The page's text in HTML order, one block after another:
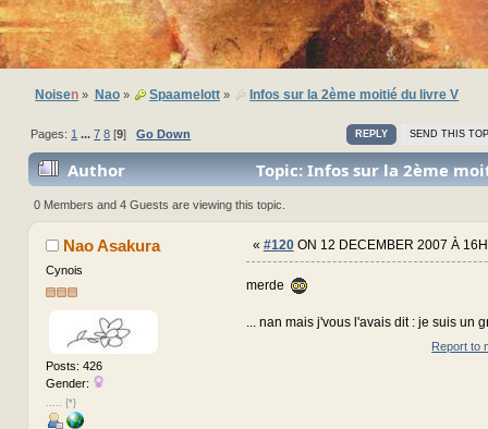
Noisen » Nao» Spaamelott» Infos sur la 2ème moitié du livre V
REPLY SEND THIS
Pages: 1 ...7 8 [9]Go Down
Author
Topic: Infos sur la 2ème
(Read 809498 times)
0 Members and 4 Guests are viewing this topic.
Nao Asakura
Cynois
Posts: 426
Gender:
..... {*}
« #120ON 12 DECEMBER 2007 À
merde
... nan mais j'vous l'avais dit : je suis un
Report to